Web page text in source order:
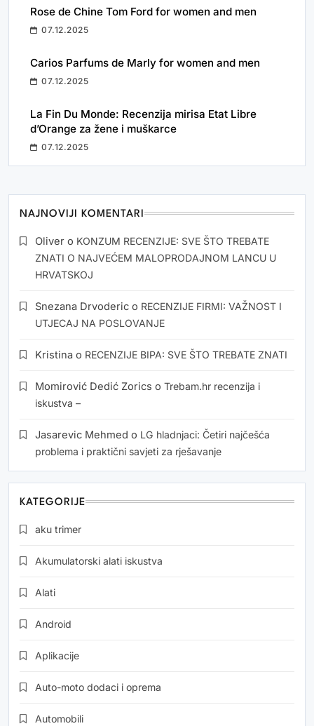
Rose de Chine Tom Ford for women and men
07.12.2025
Carios Parfums de Marly for women and men
07.12.2025
La Fin Du Monde: Recenzija mirisa Etat Libre
d’Orange za žene i muškarce
07.12.2025
NAJNOVIJI KOMENTARI
Oliver o KONZUM RECENZIJE: SVE ŠTO TREBATE
ZNATI O NAJVEĆEM MALOPRODAJNOM LANCU U
HRVATSKOJ
Snezana Drvoderic o RECENZIJE FIRMI: VAŽNOST I
UTJECAJ NA POSLOVANJE
Kristina o RECENZIJE BIPA: SVE ŠTO TREBATE ZNATI
Momirović Dedić Zorics o Trebam.hr recenzija i
iskustva –
Jasarevic Mehmed o LG hladnjaci: Četiri najčešća
problema i praktični savjeti za rješavanje
KATEGORIJE
aku trimer
Akumulatorski alati iskustva
Alati
Android
Aplikacije
Auto-moto dodaci i oprema
Automobili